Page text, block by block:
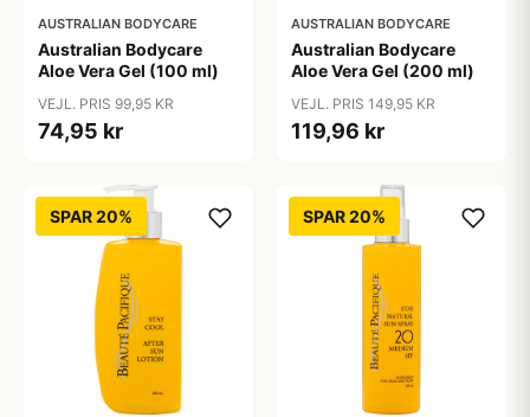
AUSTRALIAN BODYCARE
Australian Bodycare
Aloe Vera Gel (100 ml)
VEJL. PRIS 99,95 KR
74,95 kr
AUSTRALIAN BODYCARE
Australian Bodycare
Aloe Vera Gel (200 ml)
VEJL. PRIS 149,95 KR
119,96 kr
SPAR 20% SPAR 20%